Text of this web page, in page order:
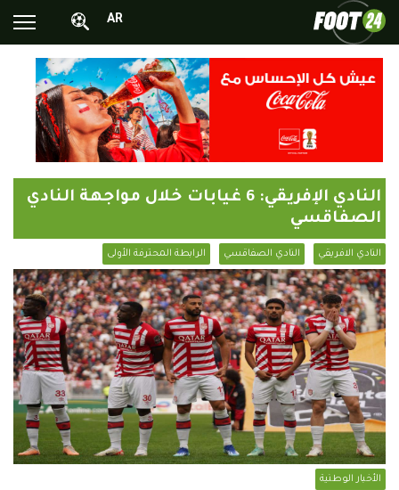
الأخبار الوطنية
الأخبار العالمية
محترفونا بالخارج
ألبومات الصور
أخبار متفرقة
البرامج
البث المباشر
Chrono24
Sports 24
AR
النادي الإفريقي: 6 غيابات خلال مواجهة النادي
الصفاقسي
النادي الافريقي النادي الصفاقسي الرابطة المحترفة الأولى
الأخبار الوطنية